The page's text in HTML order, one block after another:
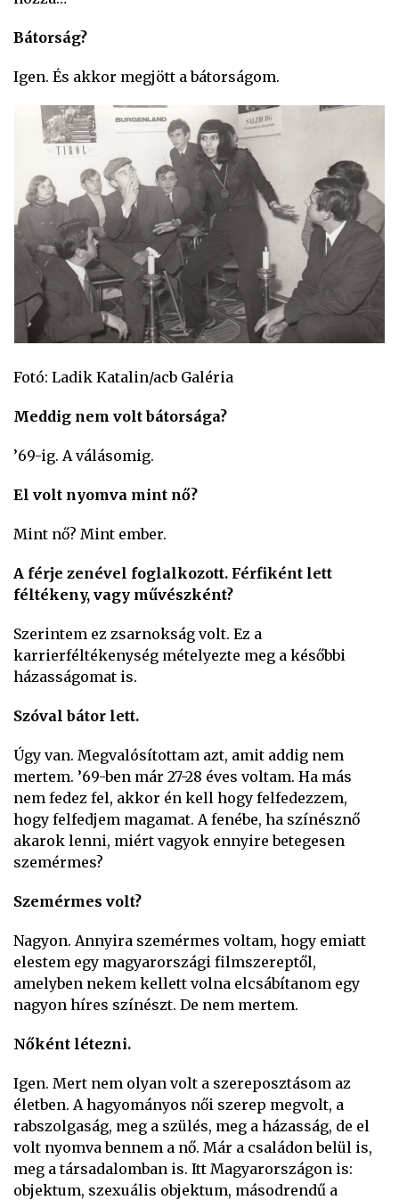
Bátorság?
Igen. És akkor megjött a bátorságom.
Fotó: Ladik Katalin/acb Galéria
Meddig nem volt bátorsága?
’69-ig. A válásomig.
El volt nyomva mint nő?
Mint nő? Mint ember.
A férje zenével foglalkozott. Férfiként lett
féltékeny, vagy művészként?
Szerintem ez zsarnokság volt. Ez a
karrierféltékenység mételyezte meg a későbbi
házasságomat is.
Szóval bátor lett.
Úgy van. Megvalósítottam azt, amit addig nem
mertem. ’69-ben már 27-28 éves voltam. Ha más
nem fedez fel, akkor én kell hogy felfedezzem,
hogy felfedjem magamat. A fenébe, ha színésznő
akarok lenni, miért vagyok ennyire betegesen
szemérmes?
Szemérmes volt?
Nagyon. Annyira szemérmes voltam, hogy emiatt
elestem egy magyarországi filmszereptől,
amelyben nekem kellett volna elcsábítanom egy
nagyon híres színészt. De nem mertem.
Nőként létezni.
Igen. Mert nem olyan volt a szereposztásom az
életben. A hagyományos női szerep megvolt, a
rabszolgaság, meg a szülés, meg a házasság, de el
volt nyomva bennem a nő. Már a családon belül is,
meg a társadalomban is. Itt Magyarországon is:
objektum, szexuális objektum, másodrendű a